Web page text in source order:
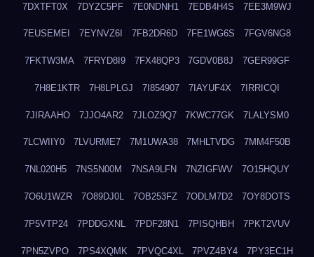
7DXTFT0X 7DYZC5PF 7E0NDNH1 7EDB4H4S 7EE3M9WJ
7EUSEMEI 7EYNVZ6I 7FB2DR6D 7FE1WG6S 7FGV6NG8
7FKTW3MA 7FRYD8I9 7FX48QP3 7GDV0B8J 7GER99GF
7H8E1KTR 7H8LPLGJ 7I854907 7IAYUF4X 7IRRICQI
7JIRAAHO 7JJO4AR2 7JLOZ9Q7 7KWC77GK 7LALYSM0
7LCWIIY0 7LVURME7 7M1UWA38 7MHLTVDG 7MM4F50B
7NL020H5 7NS5N00M 7NSA9LFN 7NZIGFWV 7O15HQUY
7O6U1WZR 7O89DJ0L 7OB253FZ 7ODLM7D2 7OY8DOTS
7P5VTP24 7PDDGXNL 7PDF28N1 7PISQHBH 7PKT2VUV
7PN5ZVPO 7PS4XQMK 7PVQC4XL 7PVZ4BY4 7PY3EC1H